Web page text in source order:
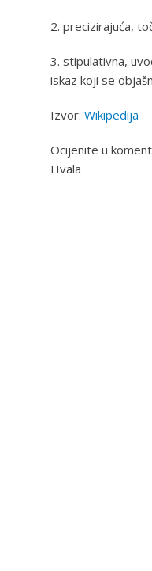
2. precizirajuća,
3. stipulativna,
iskaz koji se
Izvor: Wikipedija
Ocijenite u
Hvala